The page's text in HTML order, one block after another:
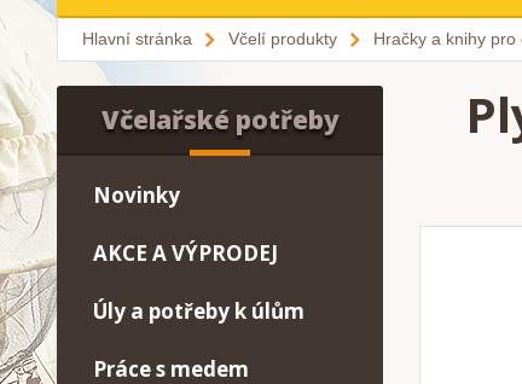
Hlavní stránka Včelí produkty Hračky a knihy pro
Včelařské potřeby
Novinky
AKCE A VÝPRODEJ
Úly a potřeby k úlům
Práce s medem